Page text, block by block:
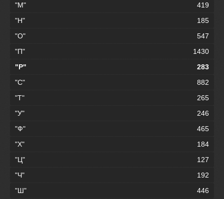
"М"
419
"Н"
185
"О"
547
"П"
1430
"Р"
283
"С"
882
"Т"
265
"У"
246
"Ф"
465
"Х"
184
"Ц"
127
"Ч"
192
"Ш"
446